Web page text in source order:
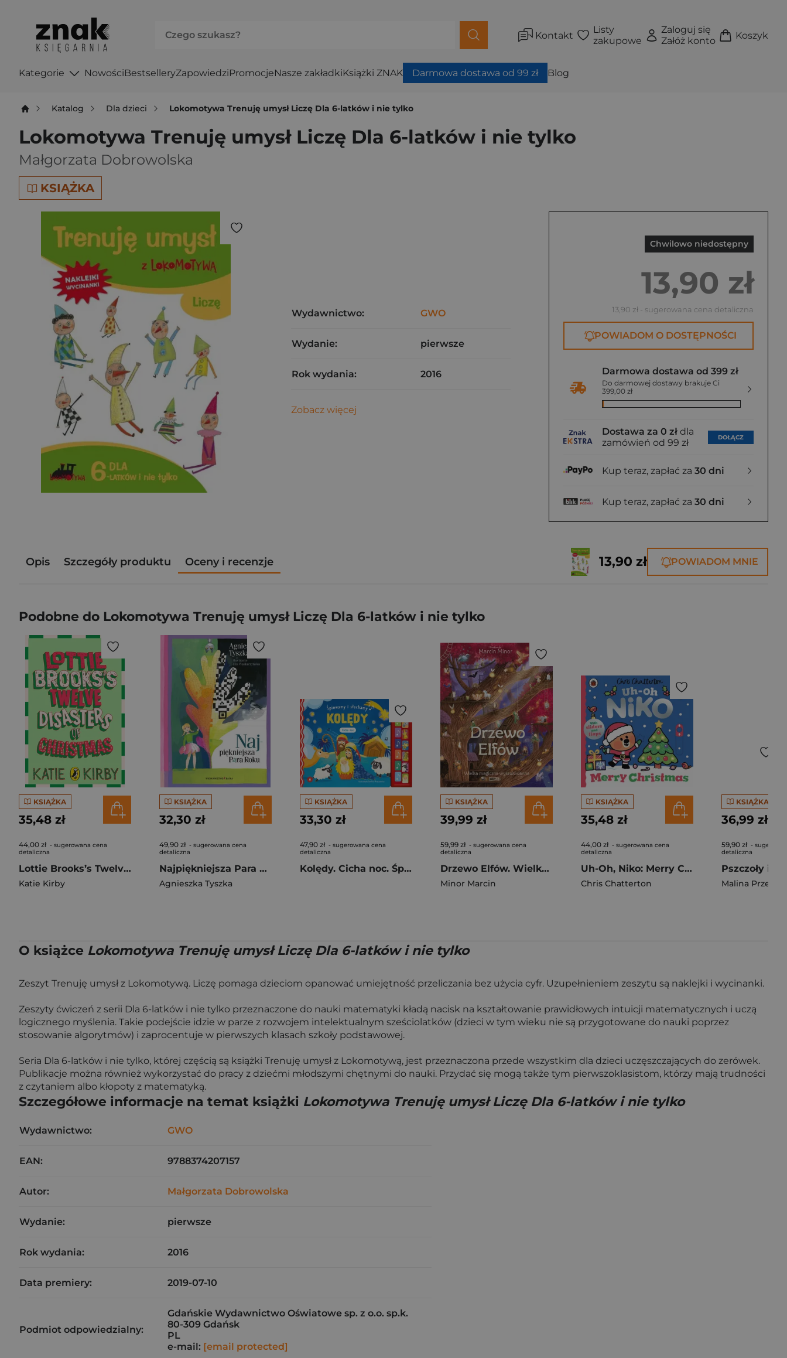
Kontakt
Listy
zakupowe
Zaloguj się
Załóż konto
Koszyk
Kategorie NowościBestselleryZapowiedziPromocjeNasze zakładkiKsiążki ZNAK Darmowa dostawa od 99 zł Blog
Katalog Dla dzieci Lokomotywa Trenuję umysł Liczę Dla 6-latków i nie tylko
Lokomotywa Trenuję umysł Liczę Dla 6-latków i nie tylko
Małgorzata Dobrowolska
KSIĄŻKA
Chwilowo niedostępny
13,90 zł
13,90 zł - sugerowana cena detaliczna
POWIADOM O DOSTĘPNOŚCI
Darmowa dostawa od 399 zł
Do darmowej dostawy brakuje Ci
399,00 zł
Dostawa za 0 zł dla
zamówień od 99 zł
DOŁĄCZ
Kup teraz, zapłać za 30 dni
Kup teraz, zapłać za 30 dni
Wydawnictwo: GWO
Wydanie: pierwsze
Rok wydania: 2016
Zobacz więcej
Opis Szczegóły produktu Oceny i recenzje 13,90 zł POWIADOM MNIE
Podobne do Lokomotywa Trenuję umysł Liczę Dla 6-latków i nie tylko
KSIĄŻKA
35,48 zł
44,00 zł - sugerowana cena
detaliczna
Lottie Brooks’s Twelve Disasters of Christmas
Katie Kirby
KSIĄŻKA
32,30 zł
49,90 zł - sugerowana cena
detaliczna
Najpiękniejsza Para Roku
Agnieszka Tyszka
KSIĄŻKA
33,30 zł
47,90 zł - sugerowana cena
detaliczna
Kolędy. Cicha noc. Śpiewamy i słuchamy
KSIĄŻKA
39,99 zł
59,99 zł - sugerowana cena
detaliczna
Drzewo Elfów. Wielka magiczna wyszukiwanka
Minor Marcin
KSIĄŻKA
35,48 zł
44,00 zł - sugerowana cena
detaliczna
Uh-Oh, Niko: Merry Christmas
Chris Chatterton
KSIĄŻKA
36,99 zł
59,90 zł -
detaliczna
Malina
O książce Lokomotywa Trenuję umysł Liczę Dla 6-latków i nie tylko
Zeszyt Trenuję umysł z Lokomotywą. Liczę pomaga dzieciom opanować umiejętność przeliczania bez użycia cyfr. Uzupełnieniem zeszytu są naklejki i wycinanki.
Zeszyty ćwiczeń z serii Dla 6-latków i nie tylko przeznaczone do nauki matematyki kładą nacisk na kształtowanie prawidłowych intuicji matematycznych i uczą
logicznego myślenia. Takie podejście idzie w parze z rozwojem intelektualnym sześciolatków (dzieci w tym wieku nie są przygotowane do nauki poprzez
stosowanie algorytmów) i zaprocentuje w pierwszych klasach szkoły podstawowej.
Seria Dla 6-latków i nie tylko, której częścią są książki Trenuję umysł z Lokomotywą, jest przeznaczona przede wszystkim dla dzieci uczęszczających do zerówek.
Publikacje można również wykorzystać do pracy z dziećmi młodszymi chętnymi do nauki. Przydać się mogą także tym pierwszoklasistom, którzy mają trudności
z czytaniem albo kłopoty z matematyką.
Szczegółowe informacje na temat książki Lokomotywa Trenuję umysł Liczę Dla 6-latków i nie tylko
Wydawnictwo: GWO
EAN: 9788374207157
Autor: Małgorzata Dobrowolska
Wydanie: pierwsze
Rok wydania: 2016
Data premiery: 2019-07-10
Podmiot odpowiedzialny:
Gdańskie Wydawnictwo Oświatowe sp. z o.o. sp.k.
80-309 Gdańsk
PL
e-mail: [email protected]